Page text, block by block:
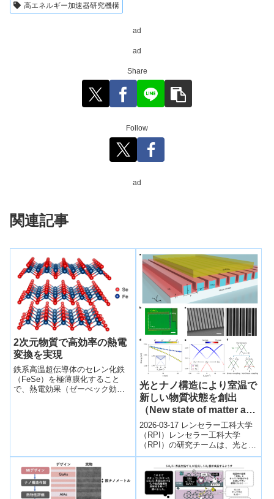
高エネルギー加速器研究機構
ad
ad
Share
Follow
ad
関連記事
2次元物質で高効率の熱電
変換を実現
鉄系高温超伝導体のセレン化鉄
（FeSe）を極薄膜化すること
で、熱電効果（ゼーべック効
光とナノ構造により室温で
新しい物質状態を創出
（New state of matter at
room temperature）
2026-03-17 レンセラー工科大学
（RPI）レンセラー工科大学
（RPI）の研究チームは、光とナ
ノ構造を利用して室温で新しい
物質状態を生成することに成功
した...